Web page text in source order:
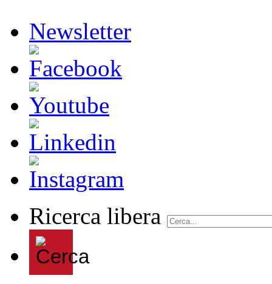
Newsletter
Ricerca libera